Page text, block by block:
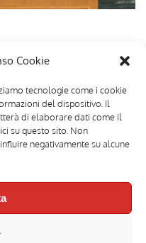
Cookie
tecnologie come i cookie
del dispositivo. Il
di elaborare dati come il
su questo sito. Non
negativamente su alcune
di